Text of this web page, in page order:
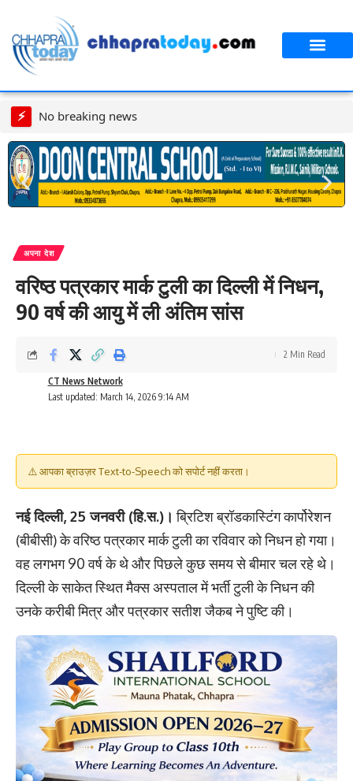
⚡ No breaking news
अपना देश
वरिष्ठ पत्रकार मार्क टुली का दिल्ली में निधन,
90 वर्ष की आयु में ली अंतिम सांस
Last updated: March 14, 2026 9:14 AM
CT News Network
2 Min Read
⚠️ आपका ब्राउज़र Text-to-Speech को सपोर्ट नहीं करता।
नई दिल्ली, 25 जनवरी (हि.स.)। ब्रिटिश ब्रॉडकास्टिंग कार्पोरेशन
(बीबीसी) के वरिष्ठ पत्रकार मार्क टुली का रविवार को निधन हो गया।
वह लगभग 90 वर्ष के थे और पिछले कुछ समय से बीमार चल रहे थे।
दिल्ली के साकेत स्थित मैक्स अस्पताल में भर्ती टुली के निधन की
उनके करीबी मित्र और पत्रकार सतीश जैकब ने पुष्टि की।